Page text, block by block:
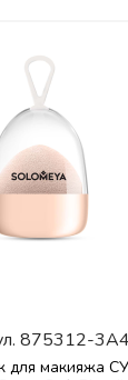
875312-
для макияжа